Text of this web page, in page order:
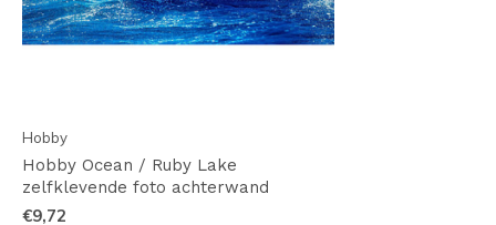
Hobby
Hobby Ocean / Ruby Lake
zelfklevende foto achterwand
€9,72